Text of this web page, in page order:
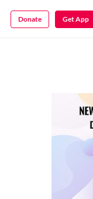
Get App
Donate